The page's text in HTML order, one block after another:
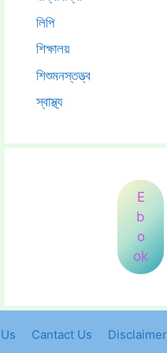
লিপি
শিক্ষালয়
শিশুমনস্তত্ত্ব
স্বাস্থ্য
E
b
o
ok
Cantact Us Disclaimer